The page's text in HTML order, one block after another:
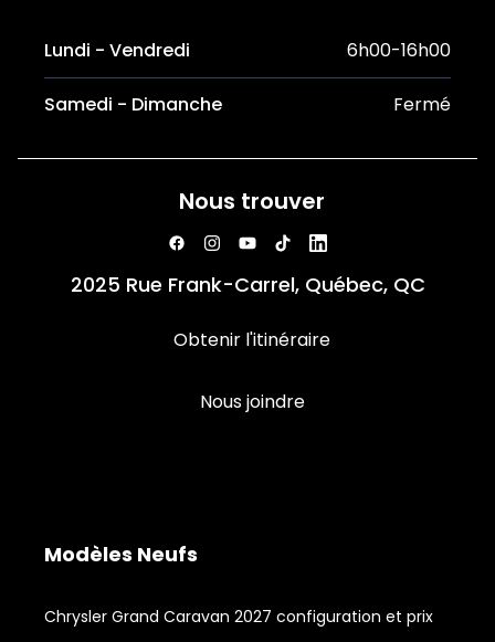
Lundi - Vendredi 6h00-16h00
Samedi - Dimanche Fermé
Nous trouver
2025 Rue Frank-Carrel, Québec, QC
Obtenir l'itinéraire
Nous joindre
Modèles Neufs
Chrysler Grand Caravan 2027 configuration et prix